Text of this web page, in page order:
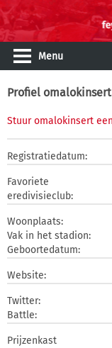
Menu
Profiel omalokinsert
Stuur omalokinsert
Registratiedatum:
Favoriete
eredivisieclub:
Woonplaats:
Vak in het stadion:
Geboortedatum:
Website:
Twitter:
Battle:
Prijzenkast